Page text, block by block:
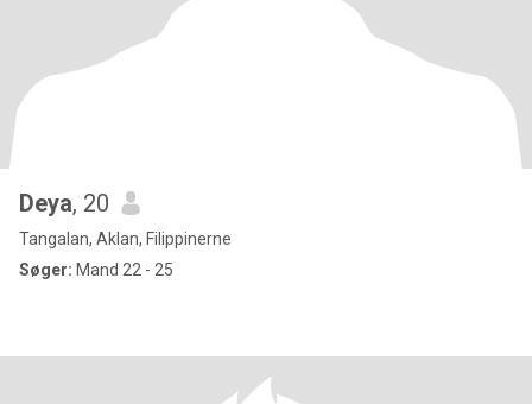
Deya, 20
Tangalan, Aklan, Filippinerne
Søger: Mand 22 - 25